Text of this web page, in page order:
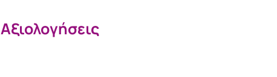
Αξιολογήσεις